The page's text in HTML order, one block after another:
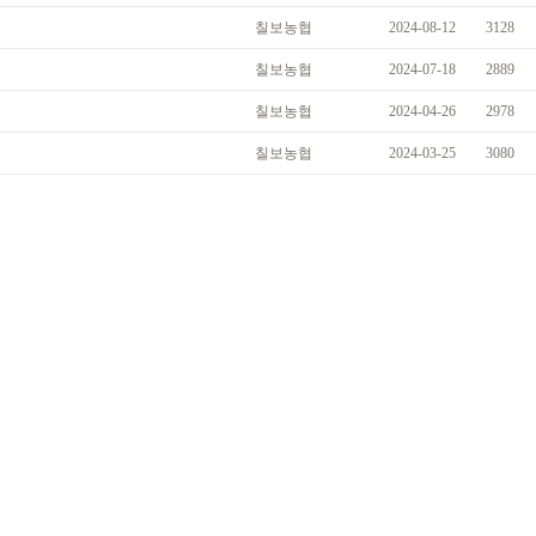
칠보농협 2024-08-12 3128
칠보농협 2024-07-18 2889
칠보농협 2024-04-26 2978
칠보농협 2024-03-25 3080